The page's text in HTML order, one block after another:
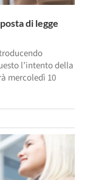
di legge
l’intento della
mercoledì 10